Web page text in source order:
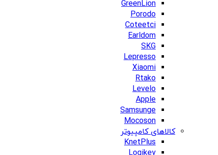
GreenLion
Porodo
Coteetci
Earldom
SKG
Lepresso
Xiaomi
Rtako
Levelo
Apple
Samsunge
Mocoson
کالاهای کامپیوتر
KnetPlus